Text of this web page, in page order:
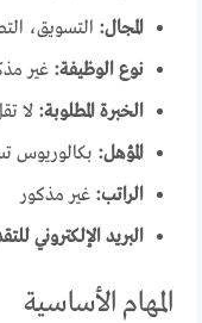
المجال: التسويق،
نوع الوظيفة: غير
الخبرة المطلوبة: لا تقل
المؤهل: بكالوريوس
الراتب: غير مذكور
البريد الإلكتروني
المهام الأساسية